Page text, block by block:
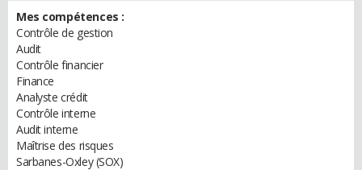
Mes compétences :
Contrôle de gestion
Audit
Contrôle financier
Finance
Analyste crédit
Contrôle interne
Audit interne
Maîtrise des risques
Sarbanes-Oxley (SOX)